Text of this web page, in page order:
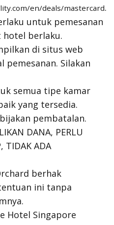
en/deals/mastercard.
untuk pemesanan
hotel berlaku.
di situs web
pemesanan. Silakan
semua tipe kamar
yang tersedia.
pembatalan.
DANA, PERLU
TIDAK ADA
berhak
ini tanpa
Hotel Singapore